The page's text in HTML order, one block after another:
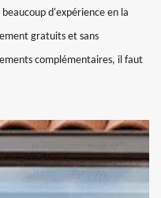
d'expérience en la
gratuits et sans
complémentaires, il faut